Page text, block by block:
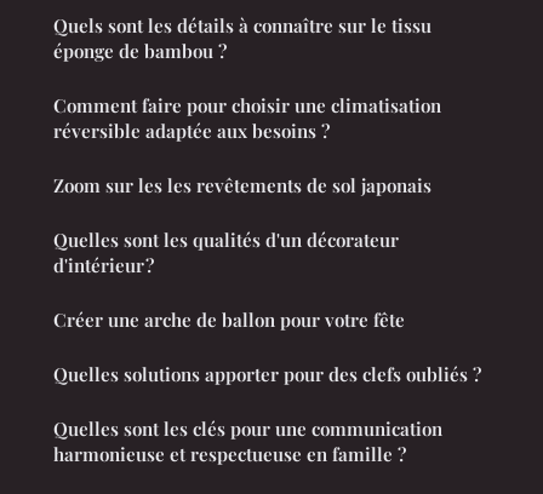
Quels sont les détails à connaître sur le tissu
éponge de bambou ?
Comment faire pour choisir une climatisation
réversible adaptée aux besoins ?
Zoom sur les les revêtements de sol japonais
Quelles sont les qualités d'un décorateur
d'intérieur ?
Créer une arche de ballon pour votre fête
Quelles solutions apporter pour des clefs oubliés ?
Quelles sont les clés pour une communication
harmonieuse et respectueuse en famille ?